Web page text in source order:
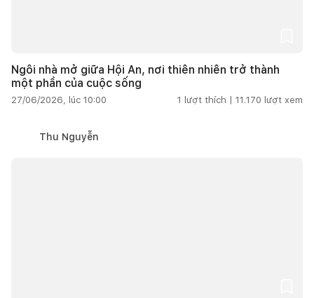
Ngôi nhà mở giữa Hội An, nơi thiên nhiên trở thành
một phần của cuộc sống
27/06/2026, lúc 10:00 1 lượt thích | 11.170 lượt xem
Thu Nguyễn